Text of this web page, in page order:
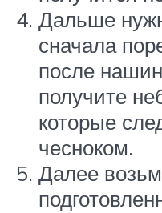
Дальше
сначала
после
получите
которые
чесноком.
Далее